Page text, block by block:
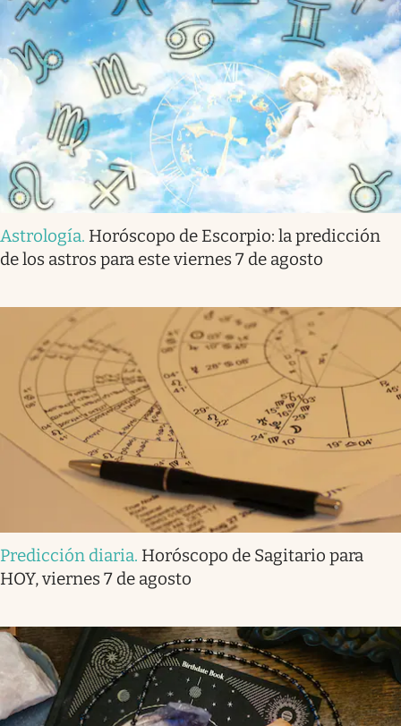
Astrología. Horóscopo de Escorpio: la predicción
de los astros para este viernes 7 de agosto
Predicción diaria. Horóscopo de Sagitario para
HOY, viernes 7 de agosto